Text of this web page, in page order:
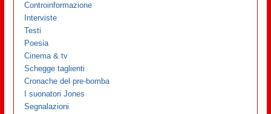
Controinformazione
Interviste
Testi
Poesia
Cinema & tv
Schegge taglienti
Cronache del pre-bomba
I suonatori Jones
Segnalazioni